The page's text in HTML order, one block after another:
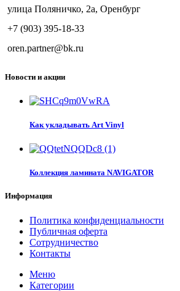
улица Поляничко, 2а, Оренбург
+7 (903) 395-18-33
oren.partner@bk.ru
Новости и акции
Как укладывать Art Vinyl
Коллекция ламината NAVIGATOR
Информация
Политика конфиденциальности
Публичная оферта
Сотрудничество
Контакты
Меню
Категории